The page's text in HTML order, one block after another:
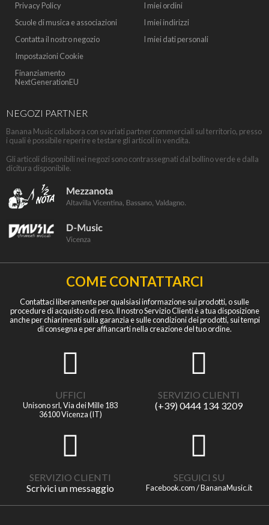
Privacy Policy
Scuole di musica e associazioni
Contatta il nostro negozio
Impostazioni Cookie
Finanziamento
NextGenerationEU
I miei ordini
I miei indirizzi
I miei dati personali
NEGOZI PARTNER
Banana Music collabora con svariati partner commerciali sul territorio, presso
i quali è possibile reperire e testare gli articoli in vendita.
Gli articoli disponibili nei negozi sono contrassegnati dal bollino verde e dalla
dicitura disponibile.
COME CONTATTARCI
Contattaci liberamente per qualsiasi informazione sui prodotti, o sulle
procedure di acquisto o di reso. Il nostro Servizio Clienti è a tua disposizione
anche per chiarimenti sulla garanzia e sulle condizioni dei prodotti, sui tempi
di consegna e per affiancarti nella creazione del tuo ordine.
UFFICI
Unisono srl, Via dei Mille 183
36100 Vicenza (IT)
SERVIZIO CLIENTI
(+39) 0444 134 3209
SERVIZIO CLIENTI
Scrivici un messaggio
SEGUICI SU
Facebook.com / BananaMusic.it